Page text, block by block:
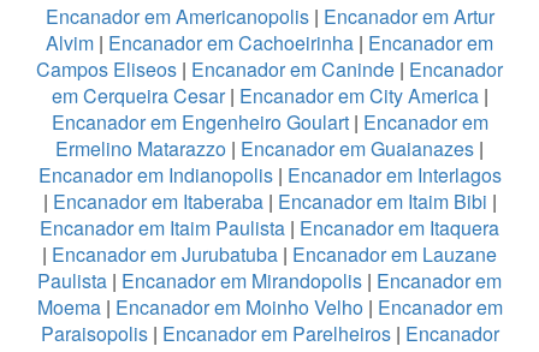
Encanador em Americanopolis | Encanador em Artur
Alvim | Encanador em Cachoeirinha | Encanador em
Campos Eliseos | Encanador em Caninde | Encanador
em Cerqueira Cesar| Encanador em City America |
Encanador em Engenheiro Goulart | Encanador em
Ermelino Matarazzo | Encanador em Guaianazes |
Encanador em Indianopolis| Encanador em Interlagos
| Encanador em Itaberaba| Encanador em Itaim Bibi |
Encanador em Itaim Paulista | Encanador em Itaquera
| Encanador em Jurubatuba | Encanador em Lauzane
Paulista | Encanador em Mirandopolis | Encanador em
Moema| Encanador em Moinho Velho | Encanador em
Paraisopolis| Encanador em Parelheiros| Encanador